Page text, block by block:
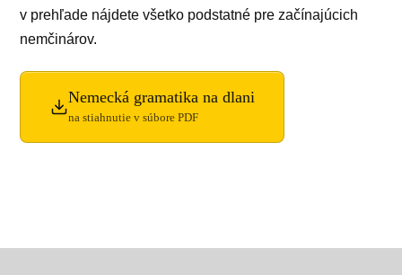
v prehľade nájdete všetko podstatné pre začínajúcich
nemčinárov.
Nemecká gramatika na dlani
na stiahnutie v súbore PDF